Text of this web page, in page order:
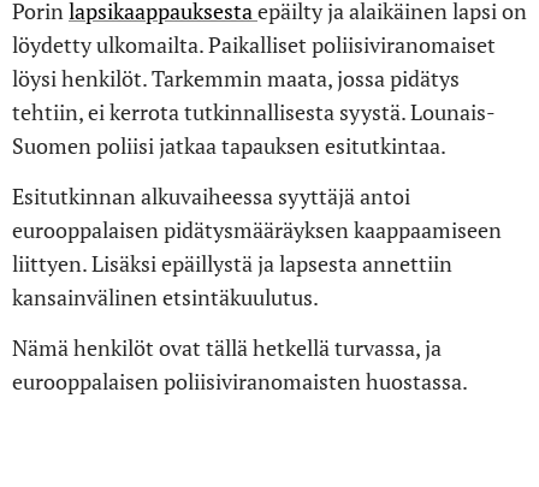
Porinlapsikaappauksestaepäilty ja alaikäinen lapsi on
löydetty ulkomailta. Paikalliset poliisiviranomaiset
löysi henkilöt. Tarkemmin maata, jossa pidätys
tehtiin, ei kerrota tutkinnallisesta syystä. Lounais-
Suomen poliisi jatkaa tapauksen esitutkintaa.
Esitutkinnan alkuvaiheessa syyttäjä antoi
eurooppalaisen pidätysmääräyksen kaappaamiseen
liittyen. Lisäksi epäillystä ja lapsesta annettiin
kansainvälinen etsintäkuulutus.
Nämä henkilöt ovat tällä hetkellä turvassa, ja
eurooppalaisen poliisiviranomaisten huostassa.